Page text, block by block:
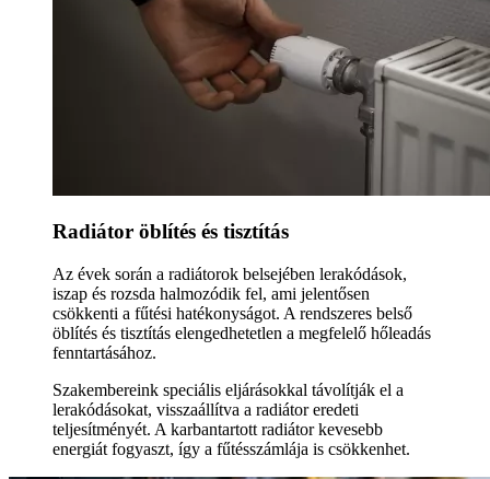
Radiátor öblítés és tisztítás
Az évek során a radiátorok belsejében lerakódások,
iszap és rozsda halmozódik fel, ami jelentősen
csökkenti a fűtési hatékonyságot. A rendszeres belső
öblítés és tisztítás elengedhetetlen a megfelelő hőleadás
fenntartásához.
Szakembereink speciális eljárásokkal távolítják el a
lerakódásokat, visszaállítva a radiátor eredeti
teljesítményét. A karbantartott radiátor kevesebb
energiát fogyaszt, így a fűtésszámlája is csökkenhet.